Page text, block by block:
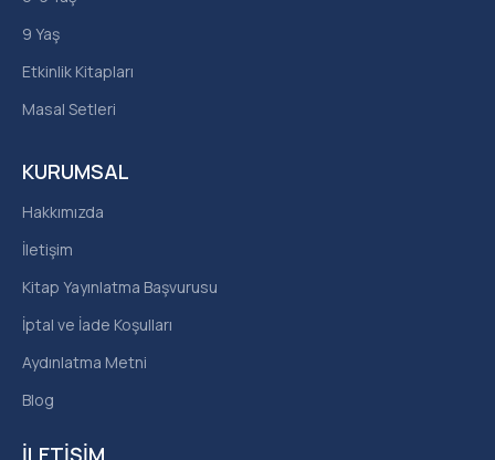
KURUMSAL
Hakkımızda
İletişim
Kitap Yayınlatma Başvurusu
İptal ve İade Koşulları
Aydınlatma Metni
Blog
9 Yaş
Etkinlik Kitapları
Masal Setleri